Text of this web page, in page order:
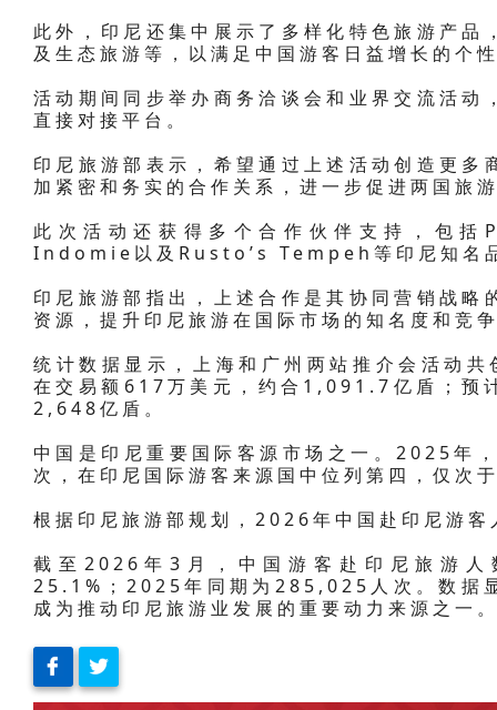
此外，印尼还集中展示了多样化特色旅游产
及生态旅游等，以满足中国游客日益增长的个
活动期间同步举办商务洽谈会和业界交流活
直接对接平台。
印尼旅游部表示，希望通过上述活动创造更
加紧密和务实的合作关系，进一步促进两国旅
此次活动还获得多个合作伙伴支持，
Indomie以及Rusto’s Tempeh等印尼知名
印尼旅游部指出，上述合作是其协同营销战
资源，提升印尼旅游在国际市场的知名度和竞
统计数据显示，上海和广州两站推介会活动
在交易额617万美元，约合1,091.7亿盾；预
2,648亿盾。
中国是印尼重要国际客源市场之一。2025年
次，在印尼国际游客来源国中位列第四，仅次
根据印尼旅游部规划，2026年中国赴印尼游
截至2026年3月，中国游客赴印尼旅游
25.1%；2025年同期为285,025人次。数据
成为推动印尼旅游业发展的重要动力来源之一